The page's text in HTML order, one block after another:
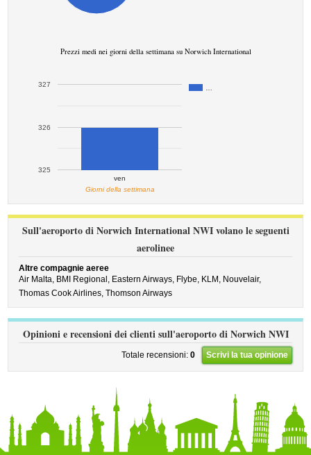
Prezzi medi nei giorni della settimana su Norwich International
ven
325
326
327
Giorni della settimana
Sull'aeroporto di Norwich International NWI volano le seguenti
aerolinee
Altre compagnie aeree
Air Malta, BMI Regional, Eastern Airways, Flybe, KLM, Nouvelair,
Thomas Cook Airlines,Thomson Airways
Opinioni e recensioni dei clienti sull'aeroporto di Norwich NWI
Totale recensioni: 0 Scrivi la tua opinione